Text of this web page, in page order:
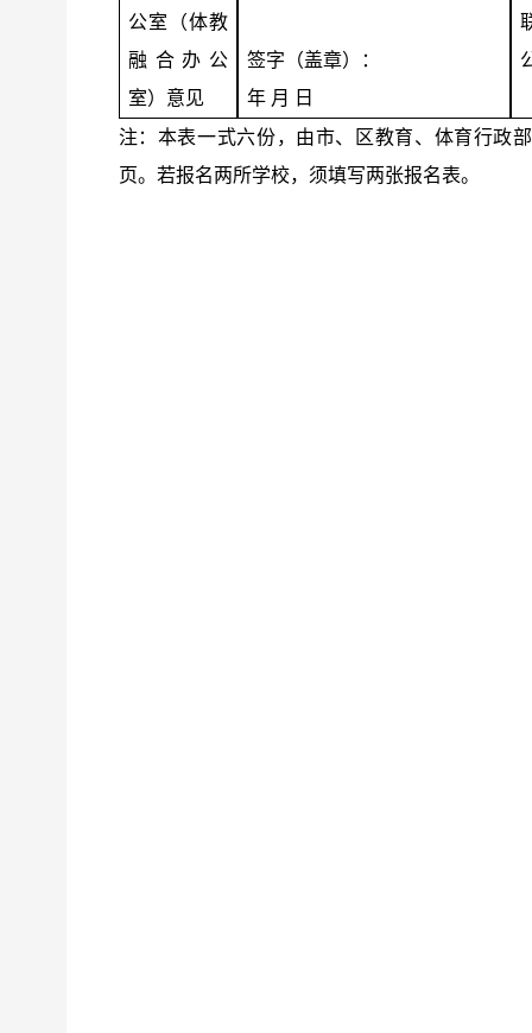
公室（体教
融合办公
室）意见
签字（盖章）：
年 月 日
注：本表一式六份，由市、区教育、体育行政
页。若报名两所学校，须填写两张报名表。